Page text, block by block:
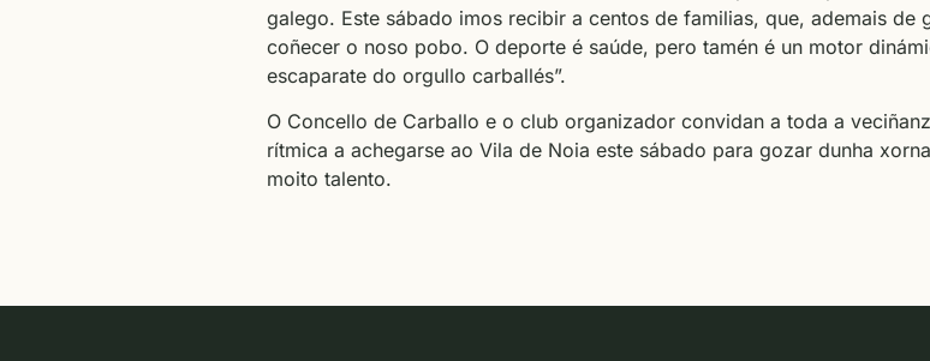
galego. Este sábado imos recibir a centos de familias, que, ademais de
coñecer o noso pobo. O deporte é saúde, pero tamén é un motor
escaparate do orgullo carballés”.
O Concello de Carballo e o club organizador convidan a toda a
rítmica a achegarse ao Vila de Noia este sábado para gozar dunha
moito talento.